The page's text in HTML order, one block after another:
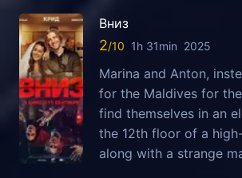
Вниз
2 1h 31min 2025
Marina and Anton,
for the Maldives for
find themselves in an
the 12th floor of a
along with a strange